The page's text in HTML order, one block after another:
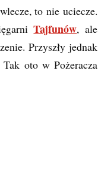
to nie uciecze.
Tajfunów, ale
Przyszły jednak
oto w Pożeracza